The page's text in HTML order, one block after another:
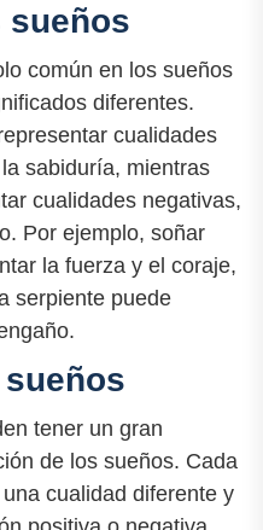
sueños
común en los sueños
diferentes.
cualidades
sabiduría, mientras
cualidades negativas,
Por ejemplo, soñar
la fuerza y el coraje,
serpiente puede
tener un gran
de los sueños. Cada
cualidad diferente y